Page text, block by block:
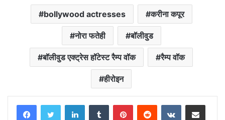
bollywood actresses करीना कपूर
नोरा फतेही बॉलीवुड
बॉलीवुड एक्ट्रेस हॉटेस्ट रैम्प वॉक रैम्प वॉक
हीरोइन
LinkedInTumblr PinterestReddit VKontakteShare via Email